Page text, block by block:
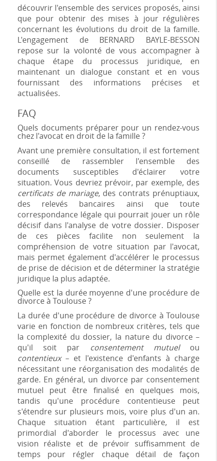
découvrir l'ensemble des services proposés, ainsi
que pour obtenir des mises à jour régulières
concernant les évolutions du droit de la famille.
L'engagement de BERNARD BAYLE-BESSON
repose sur la volonté de vous accompagner à
chaque étape du processus juridique, en
maintenant un dialogue constant et en vous
fournissant des informations précises et
actualisées.
FAQ
Quels documents préparer pour un rendez-vous
chez l'avocat en droit de la famille ?
Avant une première consultation, il est fortement
conseillé de rassembler l'ensemble des
documents susceptibles d'éclairer votre
situation. Vous devriez prévoir, par exemple, des
certificats de mariage, des contrats prénuptiaux,
des relevés bancaires ainsi que toute
correspondance légale qui pourrait jouer un rôle
décisif dans l'analyse de votre dossier. Disposer
de ces pièces facilite non seulement la
compréhension de votre situation par l'avocat,
mais permet également d'accélérer le processus
de prise de décision et de déterminer la stratégie
juridique la plus adaptée.
Quelle est la durée moyenne d'une procédure de
divorce à Toulouse ?
La durée d'une procédure de divorce à Toulouse
varie en fonction de nombreux critères, tels que
la complexité du dossier, la nature du divorce –
qu'il soit par consentement mutuelou
contentieux– et l'existence d'enfants à charge
nécessitant une réorganisation des modalités de
garde. En général, un divorce par consentement
mutuel peut être finalisé en quelques mois,
tandis qu'une procédure contentieuse peut
s'étendre sur plusieurs mois, voire plus d'un an.
Chaque situation étant particulière, il est
primordial d'aborder le processus avec une
vision réaliste et de prévoir suffisamment de
temps pour régler chaque détail de façon